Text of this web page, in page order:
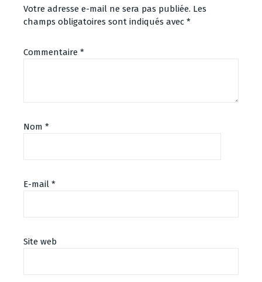
Votre adresse e-mail ne sera pas publiée. Les
champs obligatoires sont indiqués avec *
Commentaire *
Nom *
E-mail *
Site web